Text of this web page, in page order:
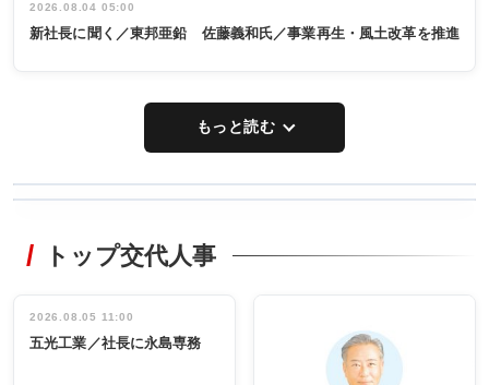
2026.08.04 05:00
新社長に聞く／東邦亜鉛 佐藤義和氏／事業再生・風土改革を推進
もっと読む
非鉄業界で
インタビュ
ー／社内ア
タックトレー
祝う 業界関
係者ら220人
出席
トップ交代人事
2026.08.05 11:00
五光工業／社長に永島専務